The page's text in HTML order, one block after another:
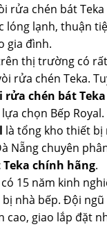
rửa chén bát
lóng lạnh, thuận
gia đình.
thị trường có
rửa chén Teka.
rửa chén bát Teka
chọn Bếp Royal.
là tổng kho thiết bị
Nẵng chuyên
chính hãng.
15 năm kinh
nhà bếp. Đội ngũ
cao, giao lắp đặt